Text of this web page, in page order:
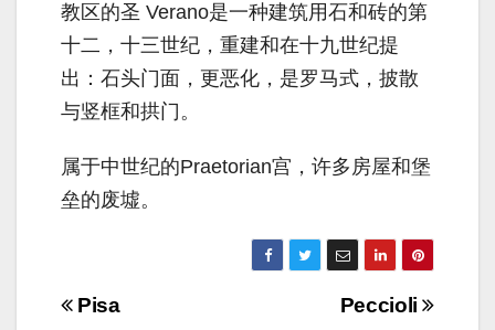
教区的圣 Verano是一种建筑用石和砖的第
十二，十三世纪，重建和在十九世纪提
出：石头门面，更恶化，是罗马式，披散
与竖框和拱门。
属于中世纪的Praetorian宫，许多房屋和堡
垒的废墟。
Navigazione
Peccioli
Pisa